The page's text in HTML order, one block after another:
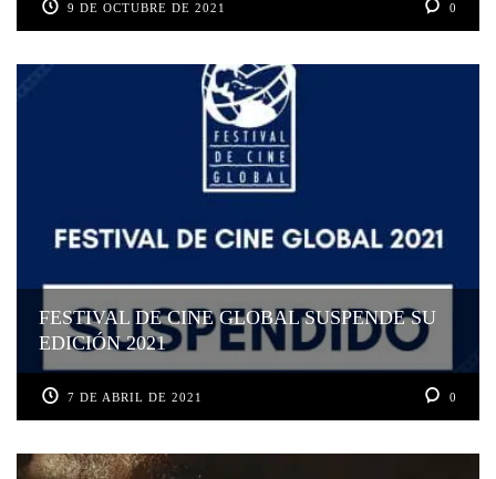
9 DE OCTUBRE DE 2021 0
FESTIVAL DE CINE GLOBAL SUSPENDE SU
EDICIÓN 2021
7 DE ABRIL DE 2021 0